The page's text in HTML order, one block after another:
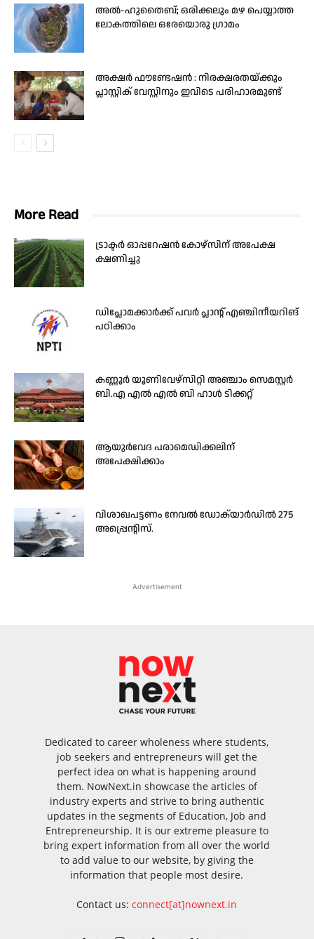
അൽ-ഹുതൈബ്; ഒരിക്കലും മഴ പെയ്യാത്ത
ലോകത്തിലെ ഒരേയൊരു ഗ്രാമം
അക്ഷർ ഫൗണ്ടേഷൻ : നിരക്ഷരതയ്ക്കും
പ്ലാസ്റ്റിക് വേസ്റ്റിനും ഇവിടെ പരിഹാരമുണ്ട്
More Read
ട്രാക്ടര്‍ ഓപ്പറേഷന്‍ കോഴ്‌സിന് അപേക്ഷ
ക്ഷണിച്ചു
ഡിപ്ലോമക്കാർക്ക് പവർ പ്ലാന്റ് എഞ്ചിനീയറിങ്
പഠിക്കാം
കണ്ണൂർ യൂണിവേഴ്സിറ്റി അഞ്ചാം സെമസ്റ്റർ
ബി.എ എൽ എൽ ബി ഹാൾ ടിക്കറ്റ്
ആയുര്‍വേദ പരാമെഡിക്കലിന്
അപേക്ഷിക്കാം
വിശാഖപട്ടണം നേവൽ ഡോക്‌യാർഡിൽ 275
അപ്പ്രെന്റിസ്.
Advertisement
Dedicated to career wholeness where students,
job seekers and entrepreneurs will get the
perfect idea on what is happening around
them. NowNext.in showcase the articles of
industry experts and strive to bring authentic
updates in the segments of Education, Job and
Entrepreneurship. It is our extreme pleasure to
bring expert information from all over the world
to add value to our website, by giving the
information that people most desire.
Contact us:connect[at]nownext.in